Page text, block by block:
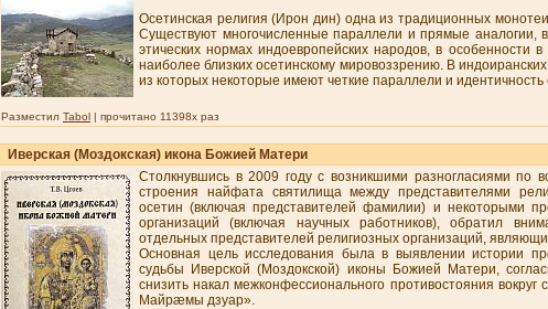
Осетинская религия (Ирон дин) одна из традиционных
Существуют многочисленные параллели и прямые аналогии,
этических нормах индоевропейских народов, в особенности в
наиболее близких осетинскому мировоззрению. В
из которых некоторые имеют четкие параллели и идентичность
Разместил Tabol | прочитано 11398x раз
Иверская (Моздокская) икона Божией Матери
Столкнувшись в 2009 году с возникшими разногласиями по
строения найфата святилища между представителями
осетин (включая представителей фамилии) и некоторыми
организаций (включая научных работников), обратил
отдельных представителей религиозных организаций,
Основная цель исследования была в выявлении истории
судьбы Иверской (Моздокской) иконы Божией Матери,
снизить накал межконфессионального противостояния
Майрæмы дзуар».